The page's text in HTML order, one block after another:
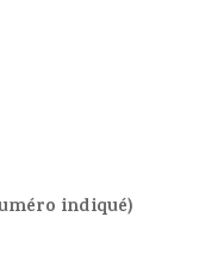
indiqué)